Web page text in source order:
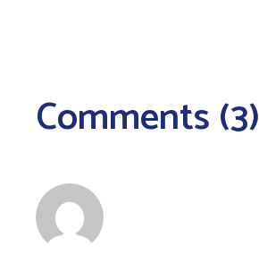
Comments (3)